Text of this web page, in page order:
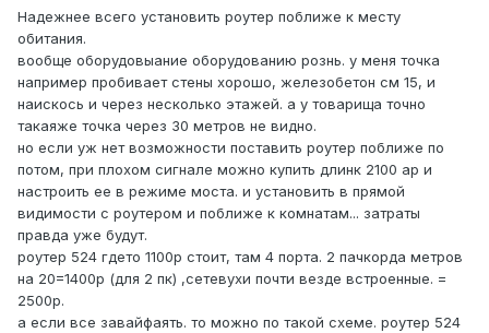
Надежнее всего установить роутер поближе к месту
обитания.
вообще оборудовыание оборудованию рознь. у меня точка
например пробивает стены хорошо, железобетон см 15, и
наискось и через несколько этажей. а у товарища точно
такаяже точка через 30 метров не видно.
но если уж нет возможности поставить роутер поближе по
потом, при плохом сигнале можно купить длинк 2100 ар и
настроить ее в режиме моста. и установить в прямой
видимости с роутером и поближе к комнатам... затраты
правда уже будут.
роутер 524 гдето 1100р стоит, там 4 порта. 2 пачкорда метров
на 20=1400р (для 2 пк) ,сетевухи почти везде встроенные. =
2500р.
а если все завайфаять. то можно по такой схеме. роутер 524